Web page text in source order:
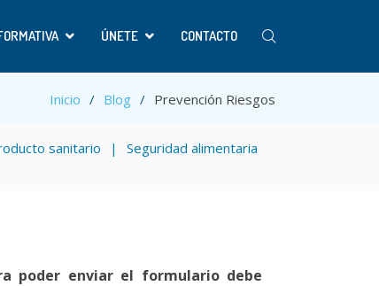
ÚNETE CONTACTO
Inicio Blog Prevención Riesgos
sanitario
Seguridad alimentaria
poder enviar el formulario debe